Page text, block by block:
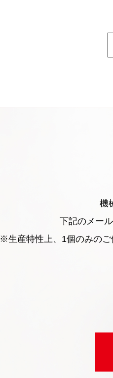
機
下記のメー
※生産特性上、1個のみのご